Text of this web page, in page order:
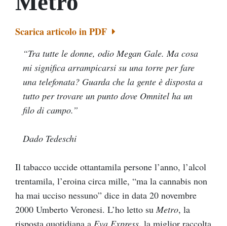
Scarica articolo in PDF
“Tra tutte le donne, odio Megan Gale. Ma cosa
mi significa arrampicarsi su una torre per fare
una telefonata? Guarda che la gente è disposta a
tutto per trovare un punto dove Omnitel ha un
filo di campo.”
Dado Tedeschi
Il tabacco uccide ottantamila persone l’anno, l’alcol
trentamila, l’eroina circa mille, “ma la cannabis non
ha mai ucciso nessuno” dice in data 20 novembre
2000 Umberto Veronesi. L’ho letto suMetro, la